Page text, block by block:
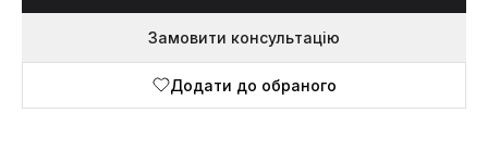
Замовити консультацію
Додати до обраного